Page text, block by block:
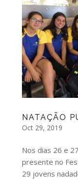
NATAÇÃO
Oct 29, 2019
Nos dias 26 e
presente no
29 jovens